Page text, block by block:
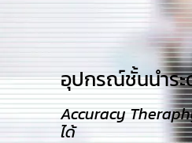
อุปกรณ์ชั้นนำระ
Accuracy
ได้